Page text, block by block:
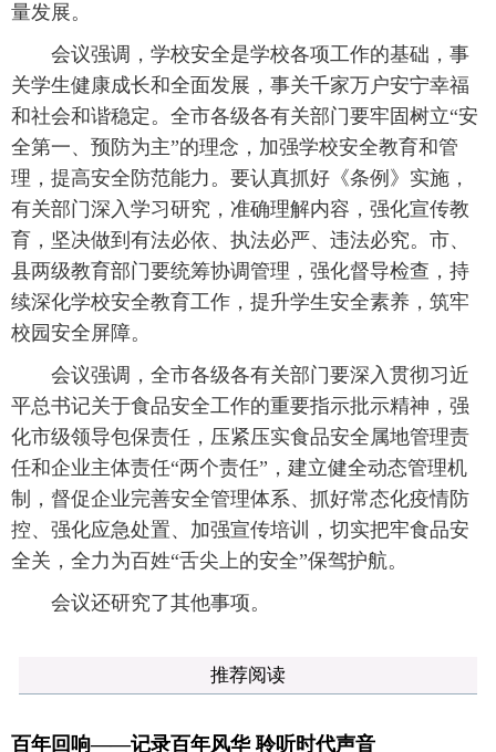
量发展。
会议强调，学校安全是学校各项工作的基础，事
关学生健康成长和全面发展，事关千家万户安宁幸福
和社会和谐稳定。全市各级各有关部门要牢固树立“安
全第一、预防为主”的理念，加强学校安全教育和管
理，提高安全防范能力。要认真抓好《条例》实施，
有关部门深入学习研究，准确理解内容，强化宣传教
育，坚决做到有法必依、执法必严、违法必究。市、
县两级教育部门要统筹协调管理，强化督导检查，持
续深化学校安全教育工作，提升学生安全素养，筑牢
校园安全屏障。
会议强调，全市各级各有关部门要深入贯彻习近
平总书记关于食品安全工作的重要指示批示精神，强
化市级领导包保责任，压紧压实食品安全属地管理责
任和企业主体责任“两个责任”，建立健全动态管理机
制，督促企业完善安全管理体系、抓好常态化疫情防
控、强化应急处置、加强宣传培训，切实把牢食品安
全关，全力为百姓“舌尖上的安全”保驾护航。
会议还研究了其他事项。
推荐阅读
百年回响——记录百年风华 聆听时代声音